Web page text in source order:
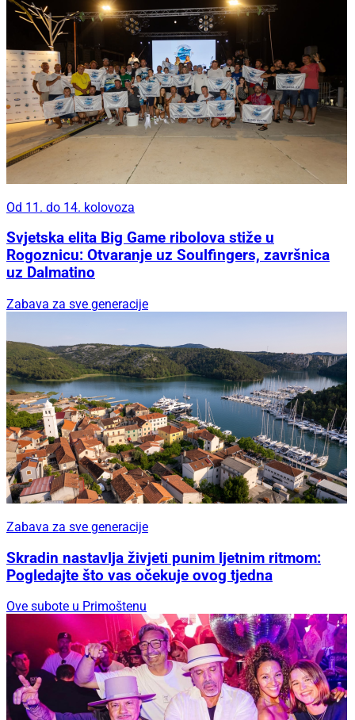
Od 11. do 14. kolovoza
Svjetska elita Big Game ribolova stiže u
Rogoznicu: Otvaranje uz Soulfingers, završnica
uz Dalmatino
Zabava za sve generacije
Zabava za sve generacije
Skradin nastavlja živjeti punim ljetnim ritmom:
Pogledajte što vas očekuje ovog tjedna
Ove subote u Primoštenu